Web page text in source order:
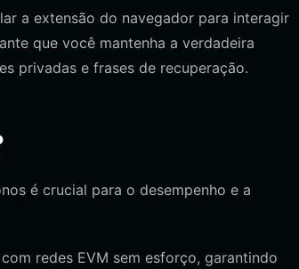
a extensão do navegador para interagir
que você mantenha a verdadeira
privadas e frases de recuperação.
é crucial para o desempenho e a
redes EVM sem esforço, garantindo